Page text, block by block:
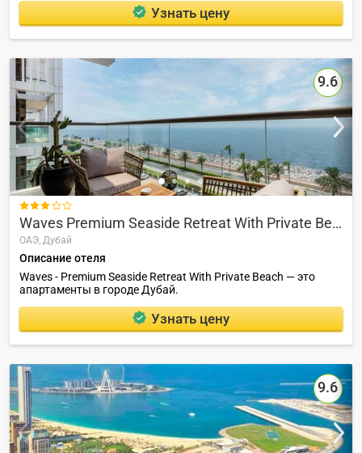
Узнать цену
9.6

Waves Premium Seaside Retreat With Private Beach
ОАЭ, Дубай
Описание отеля
Waves - Premium Seaside Retreat With Private Beach — это
апартаменты в городе Дубай.
Узнать цену
9.6